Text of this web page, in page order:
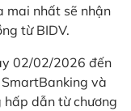
mai nhất sẽ nhận
từ BIDV.
02/02/2026 đến
và
dẫn từ chương